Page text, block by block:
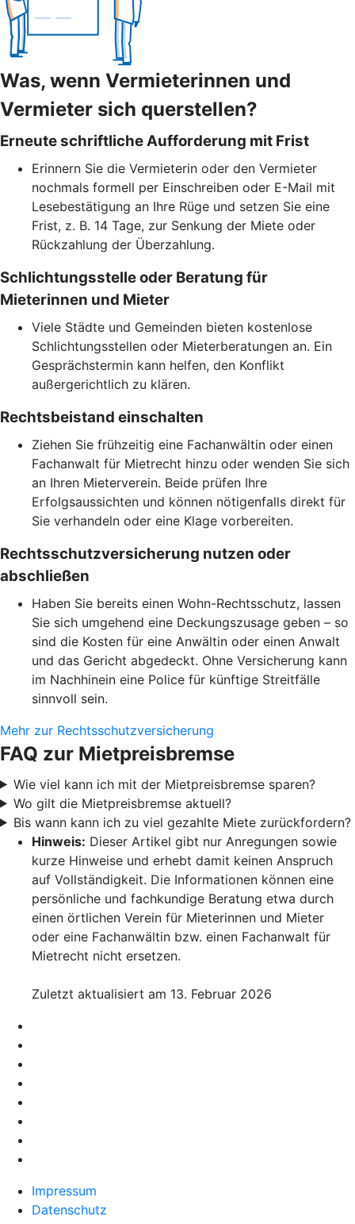
Was, wenn Vermieterinnen und
Vermieter sich querstellen?
Erneute schriftliche Aufforderung mit Frist
Erinnern Sie die Vermieterin oder den Vermieter
nochmals formell per Einschreiben oder E-Mail mit
Lesebestätigung an Ihre Rüge und setzen Sie eine
Frist, z. B. 14 Tage, zur Senkung der Miete oder
Rückzahlung der Überzahlung.
Schlichtungsstelle oder Beratung für
Mieterinnen und Mieter
Viele Städte und Gemeinden bieten kostenlose
Schlichtungsstellen oder Mieterberatungen an. Ein
Gesprächstermin kann helfen, den Konflikt
außergerichtlich zu klären.
Rechtsbeistand einschalten
Ziehen Sie frühzeitig eine Fachanwältin oder einen
Fachanwalt für Mietrecht hinzu oder wenden Sie sich
an Ihren Mieterverein. Beide prüfen Ihre
Erfolgsaussichten und können nötigenfalls direkt für
Sie verhandeln oder eine Klage vorbereiten.
Rechtsschutzversicherung nutzen oder
abschließen
Haben Sie bereits einen Wohn-Rechtsschutz, lassen
Sie sich umgehend eine Deckungszusage geben – so
sind die Kosten für eine Anwältin oder einen Anwalt
und das Gericht abgedeckt. Ohne Versicherung kann
im Nachhinein eine Police für künftige Streitfälle
sinnvoll sein.
Mehr zur Rechtsschutzversicherung
FAQ zur Mietpreisbremse
Wie viel kann ich mit der Mietpreisbremse sparen?
Wo gilt die Mietpreisbremse aktuell?
Bis wann kann ich zu viel gezahlte Miete zurückfordern?
Hinweis: Dieser Artikel gibt nur Anregungen sowie
kurze Hinweise und erhebt damit keinen Anspruch
auf Vollständigkeit. Die Informationen können eine
persönliche und fachkundige Beratung etwa durch
einen örtlichen Verein für Mieterinnen und Mieter
oder eine Fachanwältin bzw. einen Fachanwalt für
Mietrecht nicht ersetzen.
Zuletzt aktualisiert am 13. Februar 2026
Impressum
Datenschutz